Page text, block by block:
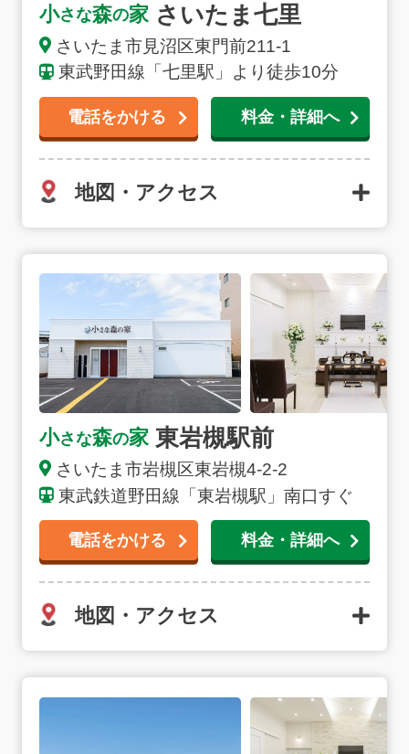
小さな森の家 さいたま七里
さいたま市見沼区東門前211-1
東武野田線「七里駅」より徒歩10分
電話をかける 料金・詳細へ
地図・アクセス
小さな森の家 東岩槻駅前
さいたま市岩槻区東岩槻4-2-2
東武鉄道野田線「東岩槻駅」南口すぐ
電話をかける 料金・詳細へ
地図・アクセス